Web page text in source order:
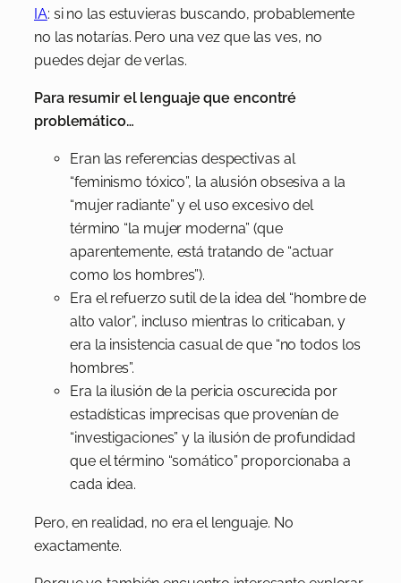
IA: si no las estuvieras buscando, probablemente
no las notarías. Pero una vez que las ves, no
puedes dejar de verlas.
Para resumir el lenguaje que encontré
problemático…
Eran las referencias despectivas al
“feminismo tóxico”, la alusión obsesiva a la
“mujer radiante” y el uso excesivo del
término “la mujer moderna” (que
aparentemente, está tratando de “actuar
como los hombres”).
Era el refuerzo sutil de la idea del “hombre de
alto valor”, incluso mientras lo criticaban, y
era la insistencia casual de que “no todos los
hombres”.
Era la ilusión de la pericia oscurecida por
estadísticas imprecisas que provenían de
“investigaciones” y la ilusión de profundidad
que el término “somático” proporcionaba a
cada idea.
Pero, en realidad, no era el lenguaje. No
exactamente.